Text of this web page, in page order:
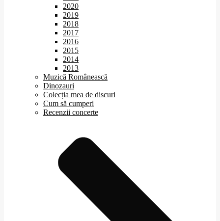
2020
2019
2018
2017
2016
2015
2014
2013
Muzică Românească
Dinozauri
Colecția mea de discuri
Cum să cumperi
Recenzii concerte